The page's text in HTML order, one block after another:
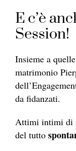
E c’è
Session!
Insieme a
matrimonio
da fidanzati.
Attimi intimi di
del tutto